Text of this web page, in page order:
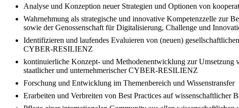
Analyse und Konzeption neuer Strategien und Optionen von
Wahrnehmung als strategische und innovative Kompetenzzelle zur
sowie der Genossenschaft für Digitalisierung, Challenge und
Identifizieren und laufendes Evaluieren von (neuen)
CYBER-RESILIENZ
kontinuierliche Konzept- und Methodenentwicklung zur Umsetzung
staatlicher und unternehmerischer CYBER-RESILIENZ
Forschung und Entwicklung im Themenbereich und Wissenstransfer
Erarbeiten und Verbreiten von Best Practices auf wissenschaftlicher